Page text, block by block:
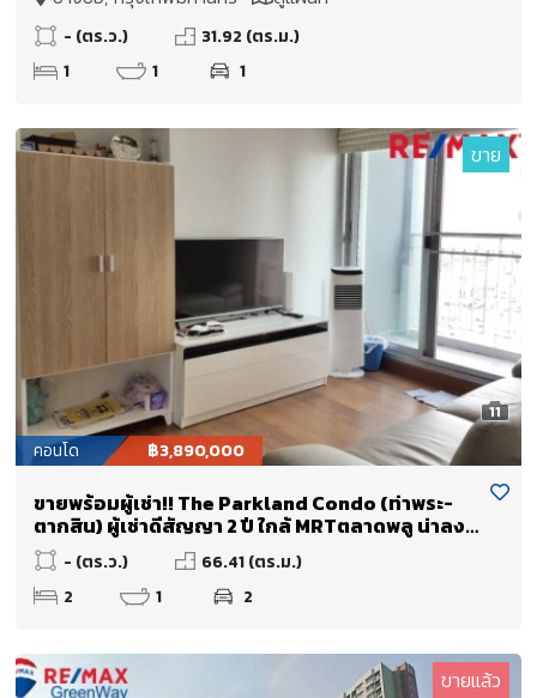
- (ตร.ว.)
31.92 (ตร.ม.)
1
1 1
11
ขาย
คอนโด ฿3,890,000
ขายพร้อมผู้เช่า!! The Parkland Condo (ท่าพระ-
ตากสิน) ผู้เช่าดีสัญญา 2 ปี ใกล้ MRTตลาดพลู น่าลงทุ
นมากๆ- (ตร.ว.)
66.41 (ตร.ม.)
2
1 2
ขายแล้ว